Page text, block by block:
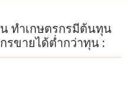
ทำเกษตรกรมีต้นทุน
รขายได้ต่ำกว่าทุน :